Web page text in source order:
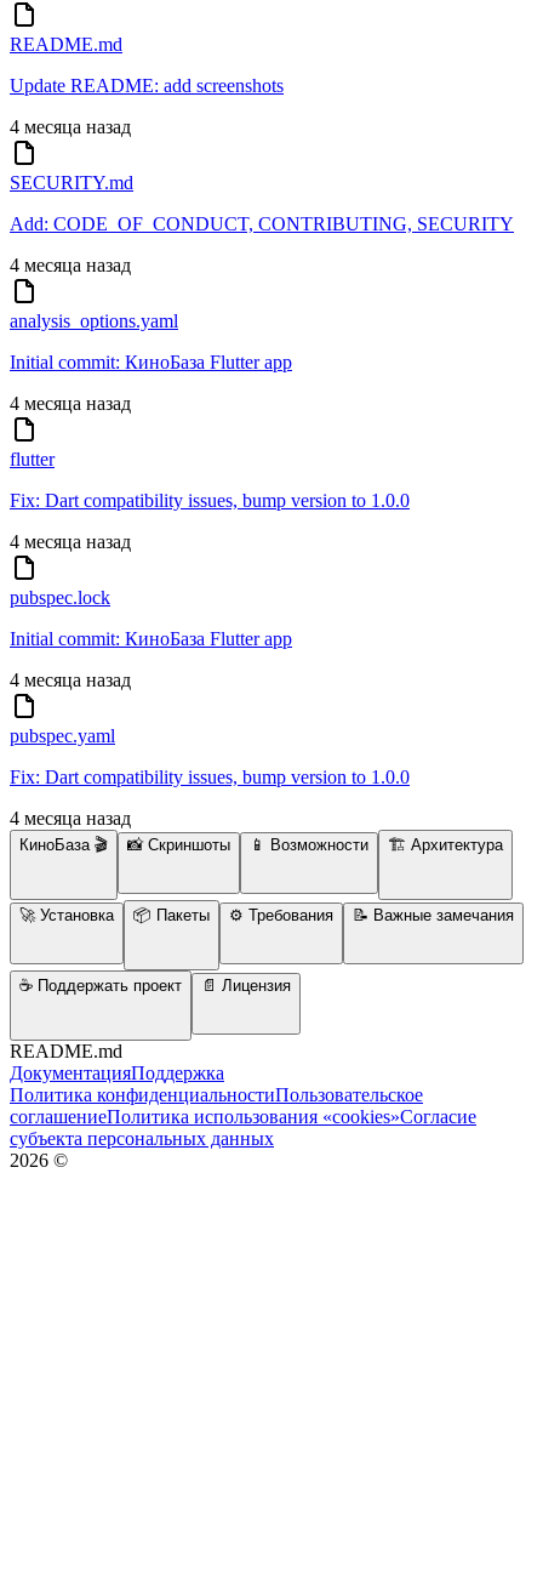
README.md
Update README: add screenshots
4 месяца назад
SECURITY.md
Add: CODE_OF_CONDUCT, CONTRIBUTING, SECURITY
4 месяца назад
analysis_options.yaml
Initial commit: КиноБаза Flutter app
4 месяца назад
flutter
Fix: Dart compatibility issues, bump version to 1.0.0
4 месяца назад
pubspec.lock
Initial commit: КиноБаза Flutter app
4 месяца назад
pubspec.yaml
Fix: Dart compatibility issues, bump version to 1.0.0
4 месяца назад
КиноБаза 🎬 📸 Скриншоты 📱 Возможности 🏗️ Архитектура
🚀 Установка 📦 Пакеты ⚙️ Требования 📝 Важные замечания
☕ Поддержать проект 📄 Лицензия
README.md
ДокументацияПоддержка
Политика конфиденциальностиПользовательское
соглашениеПолитика использования «cookies»Согласие
субъекта персональных данных
2026 ©